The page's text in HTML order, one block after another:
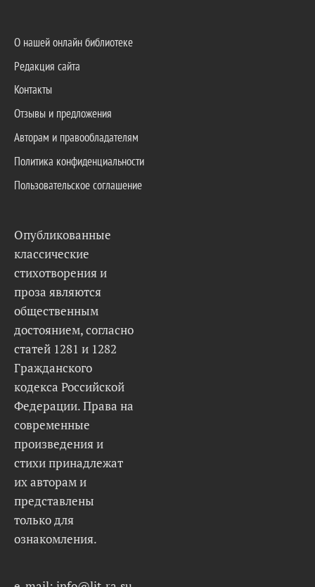
О нашей онлайн библиотеке
Редакция сайта
Контакты
Отзывы и предложения
Авторам и правообладателям
Политика конфиденциальности
Пользовательское соглашение
Опубликованные
классические
стихотворения и
проза являются
общественным
достоянием, согласно
статей 1281 и 1282
Гражданского
кодекса Российской
Федерации. Права на
современные
произведения и
стихи принадлежат
их авторам и
представлены
только для
ознакомления.